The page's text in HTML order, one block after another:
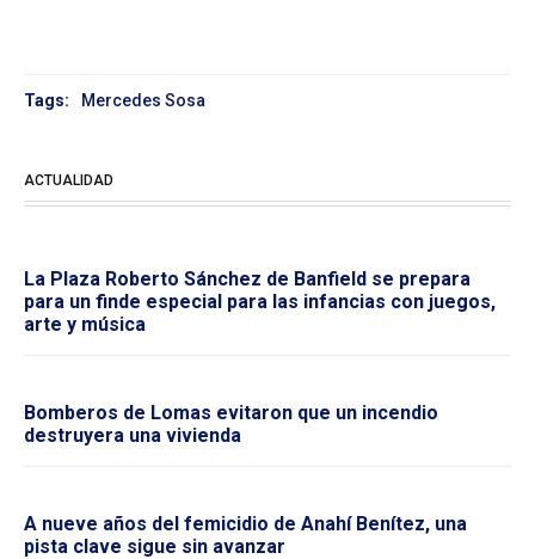
Tags: Mercedes Sosa
ACTUALIDAD
La Plaza Roberto Sánchez de Banfield se prepara
para un finde especial para las infancias con juegos,
arte y música
Bomberos de Lomas evitaron que un incendio
destruyera una vivienda
A nueve años del femicidio de Anahí Benítez, una
pista clave sigue sin avanzar